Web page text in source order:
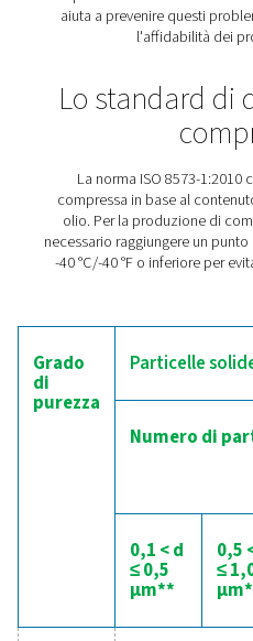
Esistono vari
compressa, e gli
necessaria aria
La
L'umidità nell'aria
Affidabilità
L'implementazione di
aiuta a prevenire
Lo